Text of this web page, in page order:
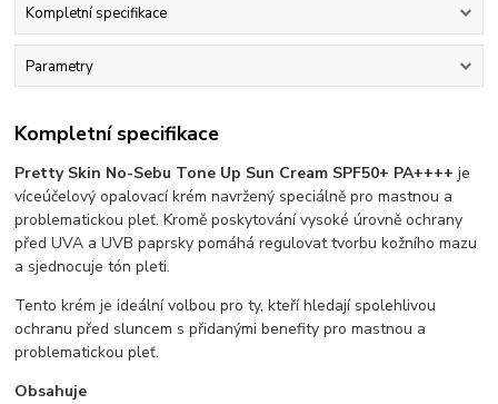
Kompletní specifikace
Parametry
Kompletní specifikace
Pretty Skin No-Sebu Tone Up Sun Cream SPF50+ PA++++ je
víceúčelový opalovací krém navržený speciálně pro mastnou a
problematickou pleť. Kromě poskytování vysoké úrovně ochrany
před UVA a UVB paprsky pomáhá regulovat tvorbu kožního mazu
a sjednocuje tón pleti.
Tento krém je ideální volbou pro ty, kteří hledají spolehlivou
ochranu před sluncem s přidanými benefity pro mastnou a
problematickou pleť.
Obsahuje